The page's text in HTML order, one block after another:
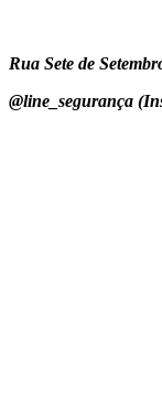
Rua Sete de
@line_segurança